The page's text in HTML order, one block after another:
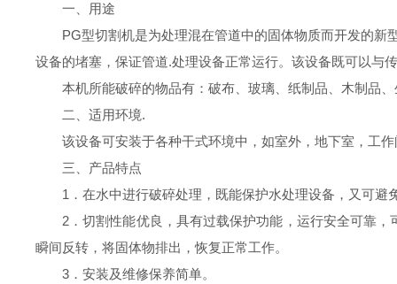
一、用途
PG型切割机是为处理混在管道中的固体物质而开发的
设备的堵塞，保证管道.处理设备正常运行。该设备既可以与
本机所能破碎的物品有：破布、玻璃、纸制品、木制品
二、适用环境.
该设备可安装于各种干式环境中，如室外，地下室，工
三、产品特点
1．在水中进行破碎处理，既能保护水处理设备，又可避
2．切割性能优良，具有过载保护功能，运行安全可靠
瞬间反转，将固体物排出，恢复正常工作。
3．安装及维修保养简单。